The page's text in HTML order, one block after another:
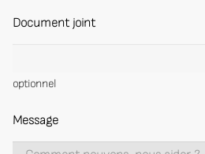
Document joint
optionnel
Message